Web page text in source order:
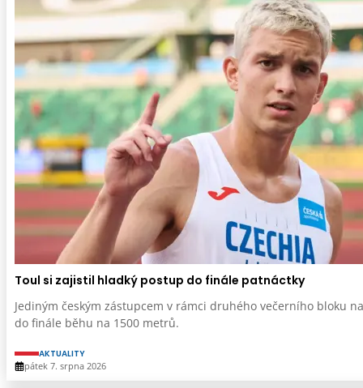
Toul si zajistil hladký postup do finále patnáctky
Jediným českým zástupcem v rámci druhého večerního bloku
do finále běhu na 1500 metrů.
AKTUALITY
pátek 7. srpna 2026